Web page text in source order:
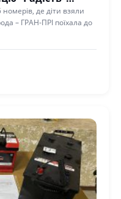
де діти взяли
– ГРАН-ПРІ поїхала до